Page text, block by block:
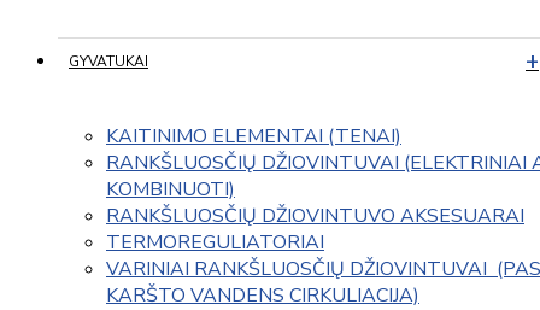
GYVATUKAI
KAITINIMO ELEMENTAI (TENAI)
RANKŠLUOSČIŲ DŽIOVINTUVAI (ELEKTRINIAI
KOMBINUOTI)
RANKŠLUOSČIŲ DŽIOVINTUVO AKSESUARAI
TERMOREGULIATORIAI
VARINIAI RANKŠLUOSČIŲ DŽIOVINTUVAI
KARŠTO VANDENS CIRKULIACIJA)